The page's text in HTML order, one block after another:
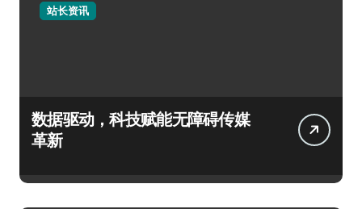
站长资讯
数据驱动，科技赋能无障碍传媒
革新